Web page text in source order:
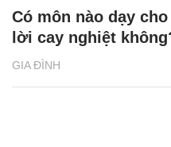
GIA ĐÌNH
Có môn nào dạy
lời cay nghiệt